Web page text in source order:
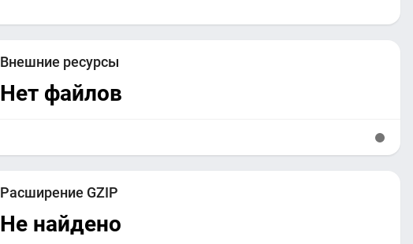
Внешние ресурсы
Нет файлов
Расширение GZIP
Не найдено